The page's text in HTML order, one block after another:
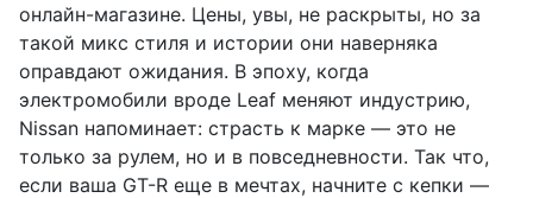
онлайн-магазине. Цены, увы, не раскрыты, но за
такой микс стиля и истории они наверняка
оправдают ожидания. В эпоху, когда
электромобили вроде Leaf меняют индустрию,
Nissan напоминает: страсть к марке — это не
только за рулем, но и в повседневности. Так что,
если ваша GT-R еще в мечтах, начните с кепки —